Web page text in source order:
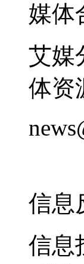
媒体
艾媒
体资
信息
信息